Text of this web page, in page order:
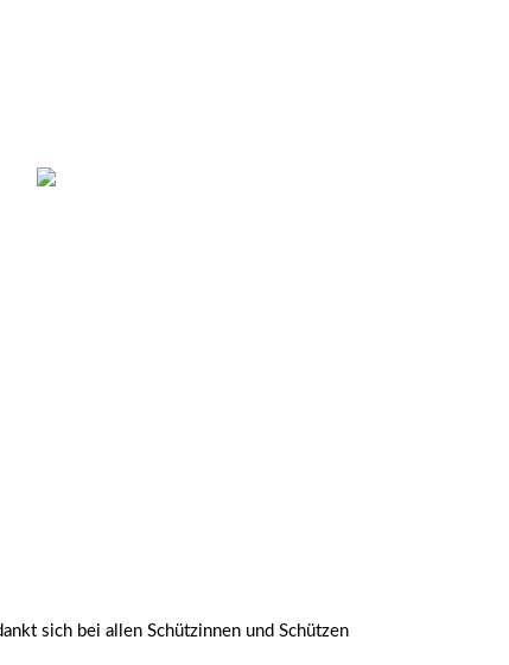
sich bei allen Schützinnen und Schützen